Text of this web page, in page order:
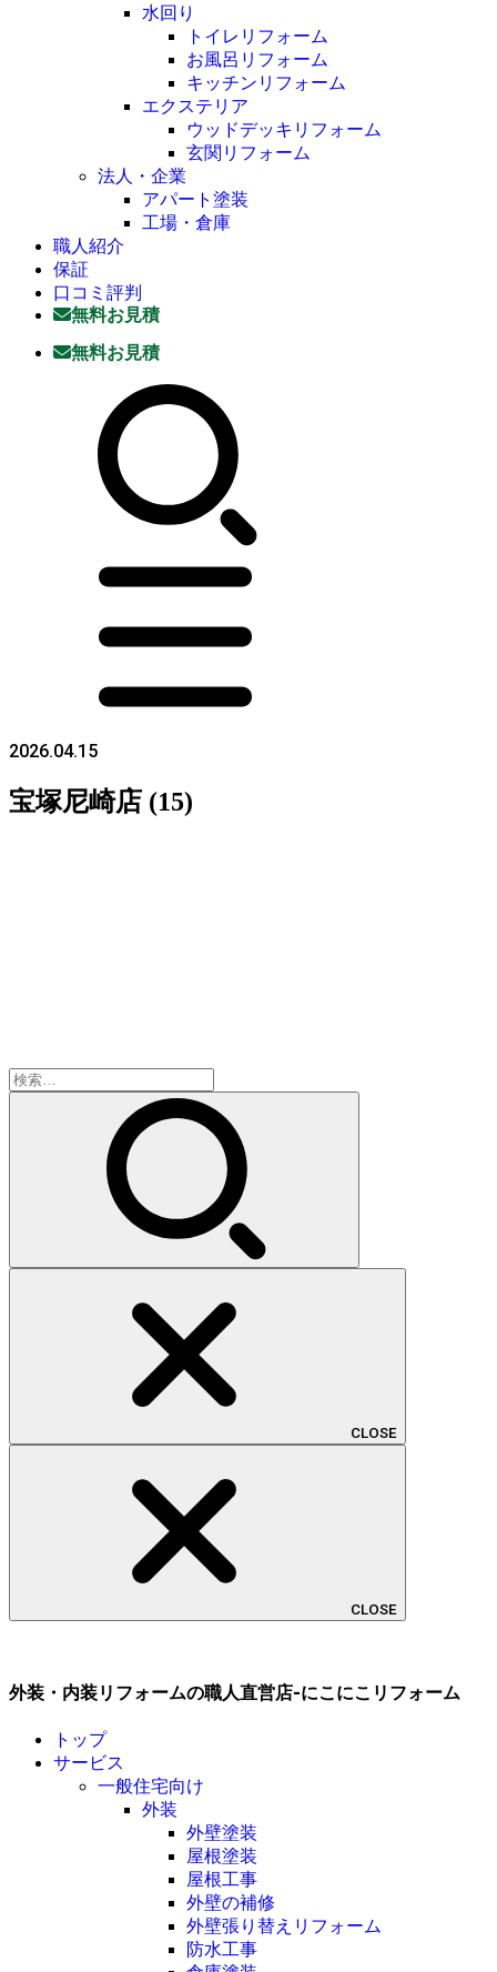
水回り
トイレリフォーム
お風呂リフォーム
キッチンリフォーム
エクステリア
ウッドデッキリフォーム
玄関リフォーム
法人・企業
アパート塗装
工場・倉庫
職人紹介
保証
口コミ評判
無料お見積
無料お見積
2026.04.15
宝塚尼崎店 (15)
検
索:
CLOSE
CLOSE
外装・内装リフォームの職人直営店-にこにこリフォーム
トップ
サービス
一般住宅向け
外装
外壁塗装
屋根塗装
屋根工事
外壁の補修
外壁張り替えリフォーム
防水工事